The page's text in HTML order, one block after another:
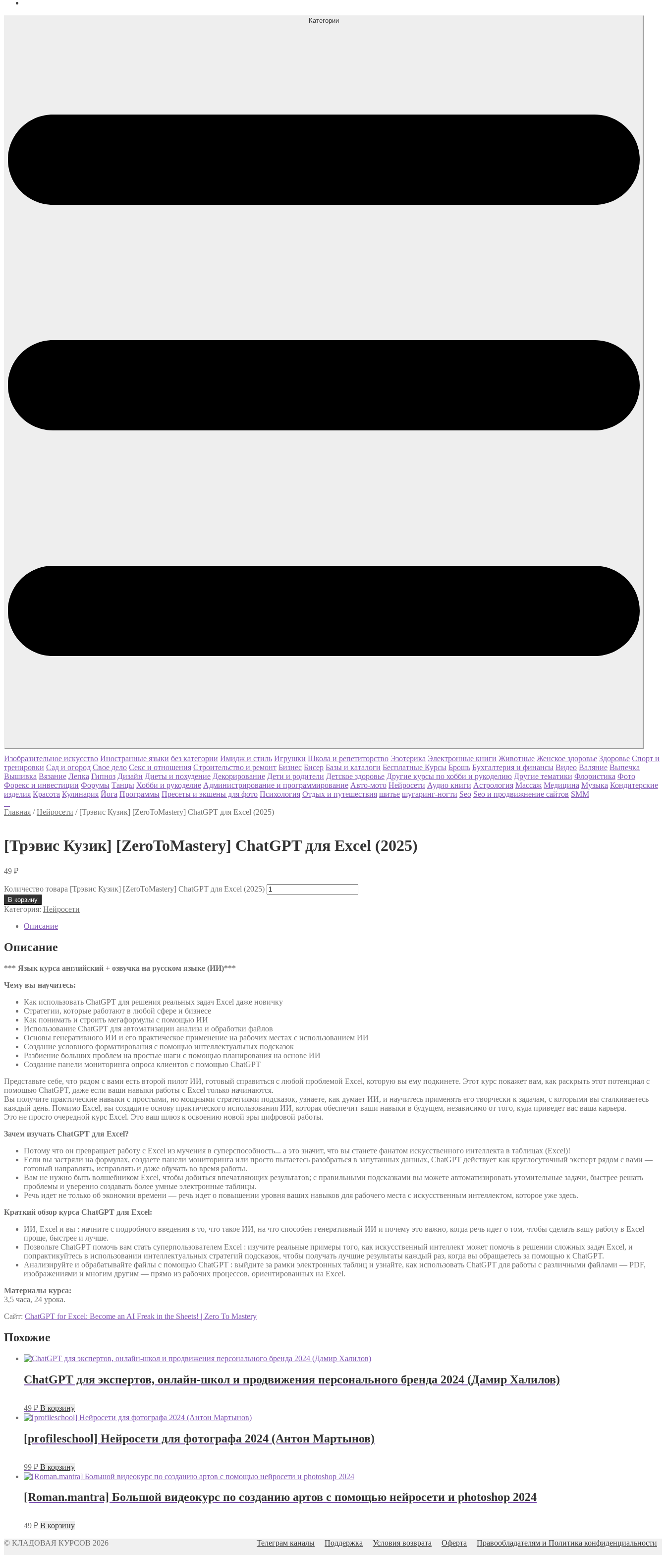
Категории
Изобразительное искусство Иностранные языки без категории Имидж и стиль Игрушки Школа и репетиторство Эзотерика Электронные книги Животные Женское здоровье Здоровье Спорт и
тренировки Сад и огород Свое дело Секс и отношения Строительство и ремонт Бизнес Бисер Базы и каталоги Бесплатные Курсы Брошь Бухгалтерия и финансы Видео Валяние Выпечка
Вышивка Вязание Лепка Гипноз Дизайн Диеты и похудение Декорирование Дети и родители Детское здоровье Другие курсы по хобби и рукоделию Другие тематики Флористика Фото
Форекс и инвестиции Форумы Танцы Хобби и рукоделие Администрирование и программирование Авто-мото Нейросети Аудио книги Астрология Массаж Медицина Музыка Кондитерские
изделия Красота Кулинария Йога Программы Пресеты и экшены для фото Психология Отдых и путешествия шитье шугаринг-ногти Seo Seo и продвижнение сайтов SMM
Главная /Нейросети / [Трэвис Кузик] [ZeroToMastery] ChatGPT для Excel (2025)
[Трэвис Кузик] [ZeroToMastery] ChatGPT для Excel (2025)
49 ₽
Количество товара [Трэвис Кузик] [ZeroToMastery] ChatGPT для Excel (2025)
В корзину
Категория: Нейросети
Описание
Описание
*** Язык курса английский + озвучка на русском языке (ИИ)***
Чему вы научитесь:
Как использовать ChatGPT для решения реальных задач Excel даже новичку
Стратегии, которые работают в любой сфере и бизнесе
Как понимать и строить мегаформулы с помощью ИИ
Использование ChatGPT для автоматизации анализа и обработки файлов
Основы генеративного ИИ и его практическое применение на рабочих местах с использованием ИИ
Создание условного форматирования с помощью интеллектуальных подсказок
Разбиение больших проблем на простые шаги с помощью планирования на основе ИИ
Создание панели мониторинга опроса клиентов с помощью ChatGPT
Представьте себе, что рядом с вами есть второй пилот ИИ, готовый справиться с любой проблемой Excel, которую вы ему подкинете. Этот курс покажет вам, как раскрыть этот потенциал с
помощью ChatGPT, даже если ваши навыки работы с Excel только начинаются.
Вы получите практические навыки с простыми, но мощными стратегиями подсказок, узнаете, как думает ИИ, и научитесь применять его творчески к задачам, с которыми вы сталкиваетесь
каждый день. Помимо Excel, вы создадите основу практического использования ИИ, которая обеспечит ваши навыки в будущем, независимо от того, куда приведет вас ваша карьера.
Это не просто очередной курс Excel. Это ваш шлюз к освоению новой эры цифровой работы.
Зачем изучать ChatGPT для Excel?
Потому что он превращает работу с Excel из мучения в суперспособность... а это значит, что вы станете фанатом искусственного интеллекта в таблицах (Excel)!
Если вы застряли на формулах, создаете панели мониторинга или просто пытаетесь разобраться в запутанных данных, ChatGPT действует как круглосуточный эксперт рядом с вами —
готовый направлять, исправлять и даже обучать во время работы.
Вам не нужно быть волшебником Excel, чтобы добиться впечатляющих результатов; с правильными подсказками вы можете автоматизировать утомительные задачи, быстрее решать
проблемы и уверенно создавать более умные электронные таблицы.
Речь идет не только об экономии времени — речь идет о повышении уровня ваших навыков для рабочего места с искусственным интеллектом, которое уже здесь.
Краткий обзор курса ChatGPT для Excel:
ИИ, Excel и вы : начните с подробного введения в то, что такое ИИ, на что способен генеративный ИИ и почему это важно, когда речь идет о том, чтобы сделать вашу работу в Excel
проще, быстрее и лучше.
Позвольте ChatGPT помочь вам стать суперпользователем Excel : изучите реальные примеры того, как искусственный интеллект может помочь в решении сложных задач Excel, и
попрактикуйтесь в использовании интеллектуальных стратегий подсказок, чтобы получать лучшие результаты каждый раз, когда вы обращаетесь за помощью к ChatGPT.
Анализируйте и обрабатывайте файлы с помощью ChatGPT : выйдите за рамки электронных таблиц и узнайте, как использовать ChatGPT для работы с различными файлами — PDF,
изображениями и многим другим — прямо из рабочих процессов, ориентированных на Excel.
Материалы курса:
3,5 часа, 24 урока.
Сайт: ChatGPT for Excel: Become an AI Freak in the Sheets! | Zero To Mastery
Похожие
ChatGPT для экспертов, онлайн-школ и продвижения персонального бренда 2024 (Дамир Халилов)
49 ₽ В корзину
[profileschool] Нейросети для фотографа 2024 (Антон Мартынов)
99 ₽ В корзину
[Roman.mantra] Большой видеокурс по созданию артов с помощью нейросети и photoshop 2024
49 ₽ В корзину
© КЛАДОВАЯ КУРСОВ 2026 Телеграм каналы Поддержка Условия возврата Оферта Правообладателям и Политика конфиденциальности